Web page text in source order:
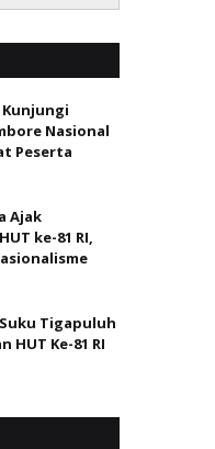
Nasional
Peserta
Ajak
ke-81 RI,
Tigapuluh
HUT Ke-81 RI